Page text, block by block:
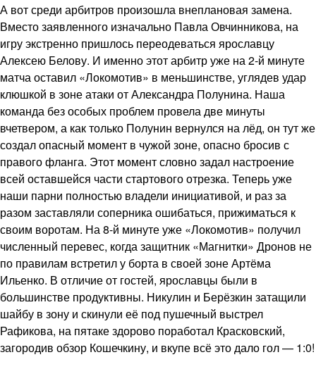
А вот среди арбитров произошла внеплановая замена.
Вместо заявленного изначально Павла Овчинникова, на
игру экстренно пришлось переодеваться ярославцу
Алексею Белову. И именно этот арбитр уже на 2-й минуте
матча оставил «Локомотив» в меньшинстве, углядев удар
клюшкой в зоне атаки от Александра Полунина. Наша
команда без особых проблем провела две минуты
вчетвером, а как только Полунин вернулся на лёд, он тут же
создал опасный момент в чужой зоне, опасно бросив с
правого фланга. Этот момент словно задал настроение
всей оставшейся части стартового отрезка. Теперь уже
наши парни полностью владели инициативой, и раз за
разом заставляли соперника ошибаться, прижиматься к
своим воротам. На 8-й минуте уже «Локомотив» получил
численный перевес, когда защитник «Магнитки» Дронов не
по правилам встретил у борта в своей зоне Артёма
Ильенко. В отличие от гостей, ярославцы были в
большинстве продуктивны. Никулин и Берёзкин затащили
шайбу в зону и скинули её под пушечный выстрел
Рафикова, на пятаке здорово поработал Красковский,
загородив обзор Кошечкину, и вкупе всё это дало гол — 1:0!